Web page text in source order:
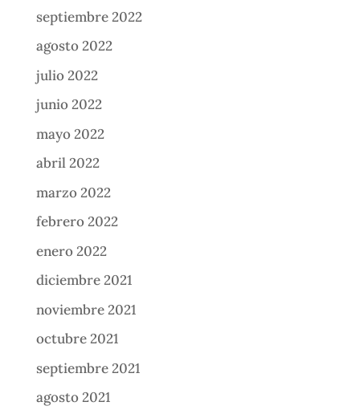
septiembre 2022
agosto 2022
julio 2022
junio 2022
mayo 2022
abril 2022
marzo 2022
febrero 2022
enero 2022
diciembre 2021
noviembre 2021
octubre 2021
septiembre 2021
agosto 2021